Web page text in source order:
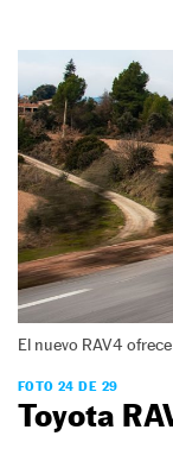
El nuevo RAV4
FOTO 24 DE 29
Toyota